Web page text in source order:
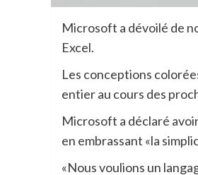
Microsoft a dévoilé de
Excel.
Les conceptions
entier au cours des
Microsoft a déclaré
en embrassant «la
«Nous voulions un